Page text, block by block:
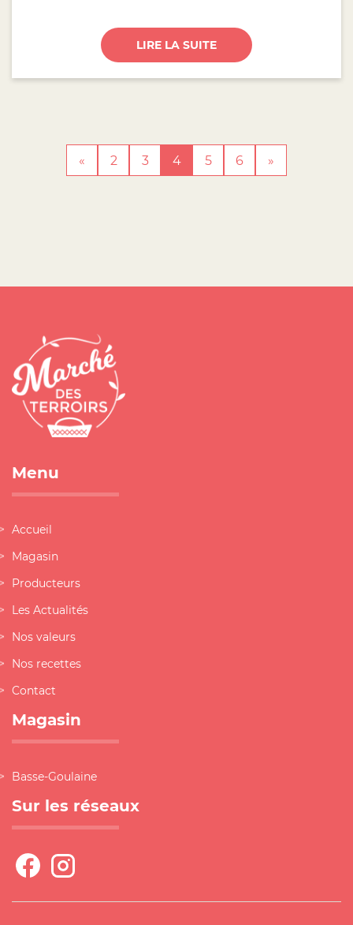
LIRE LA SUITE
« 2 3 4 5 6 »
Menu
Accueil
Magasin
Producteurs
Les Actualités
Nos valeurs
Nos recettes
Contact
Magasin
Basse-Goulaine
Sur les réseaux